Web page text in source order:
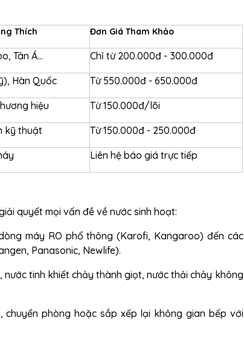
Thích Đơn Giá Tham Khảo
Tân Á... Chỉ từ 200.000đ - 300.000đ
Hàn Quốc Từ 550.000đ - 650.000đ
hiệu Từ 150.000đ/lõi
kỹ thuật Từ 150.000đ - 250.000đ
Liên hệ báo giá trực tiếp
quyết mọi vấn đề về nước sinh hoạt:
máy RO phổ thông (Karofi, Kangaroo) đến các
Panasonic, Newlife).
nước tinh khiết chảy thành giọt, nước thải chảy không
chuyển phòng hoặc sắp xếp lại không gian bếp với